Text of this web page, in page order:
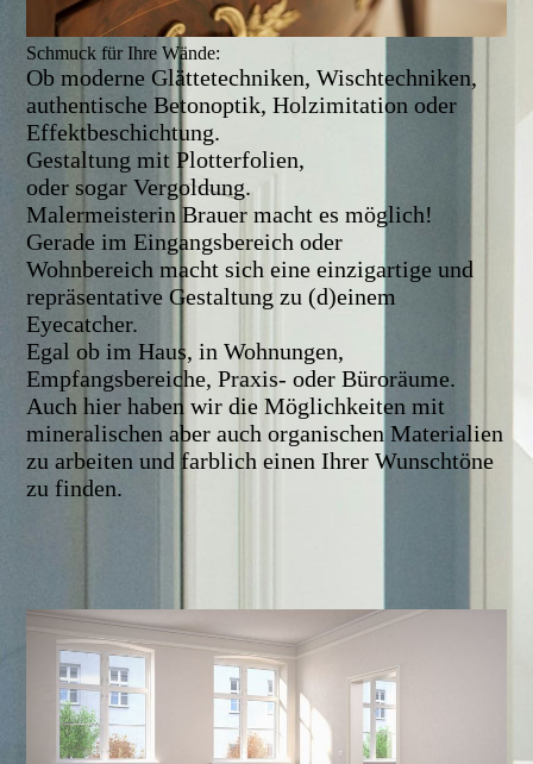
Schmuck für Ihre Wände:
Ob moderne Glättetechniken, Wischtechniken,
authentische Betonoptik, Holzimitation oder
Effektbeschichtung.
Gestaltung mit Plotterfolien,
oder sogar Vergoldung.
Malermeisterin Brauer macht es möglich!
Gerade im Eingangsbereich oder
Wohnbereich macht sich eine einzigartige und
repräsentative Gestaltung zu (d)einem
Eyecatcher.
Egal ob im Haus, in Wohnungen,
Empfangsbereiche, Praxis- oder Büroräume.
Auch hier haben wir die Möglichkeiten mit
mineralischen aber auch organischen Materialien
zu arbeiten und farblich einen Ihrer Wunschtöne
zu finden.